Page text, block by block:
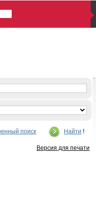
поиск Найти !
Версия для печати